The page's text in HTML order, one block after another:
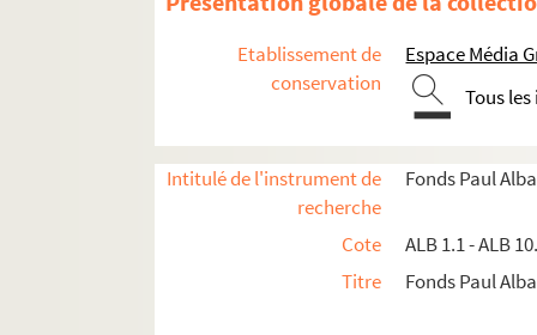
Etablissement de
conservation
Espace Média
Tous
Intitulé de l'instrument de
recherche
Fonds Paul
Cote
ALB 1.1 - ALB
Titre
Fonds Paul
Documents de famille
Documents estudiantins et professionnels
Productions littéraires de Paul Albarel
Travaux d'érudition et sociétés savantes
ALB 5.1. Calendrier civil avec indication
Recherches et écrits sur Rabelais